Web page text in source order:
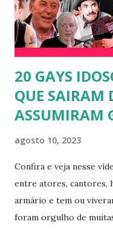
alcançou a fama após
jogador Romário. 5)
ficou nacionalmente
20 GAYS
QUE SAIRAM
ASSUMIRAM
agosto 10, 2023
Confira e veja nesse
entre atores, cantores,
armário e tem ou
foram orgulho de